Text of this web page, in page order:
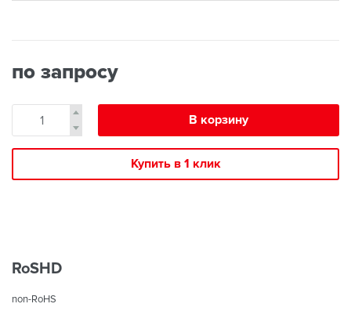
по запросу
В корзину
Купить в 1 клик
RoSHD
non-RoHS